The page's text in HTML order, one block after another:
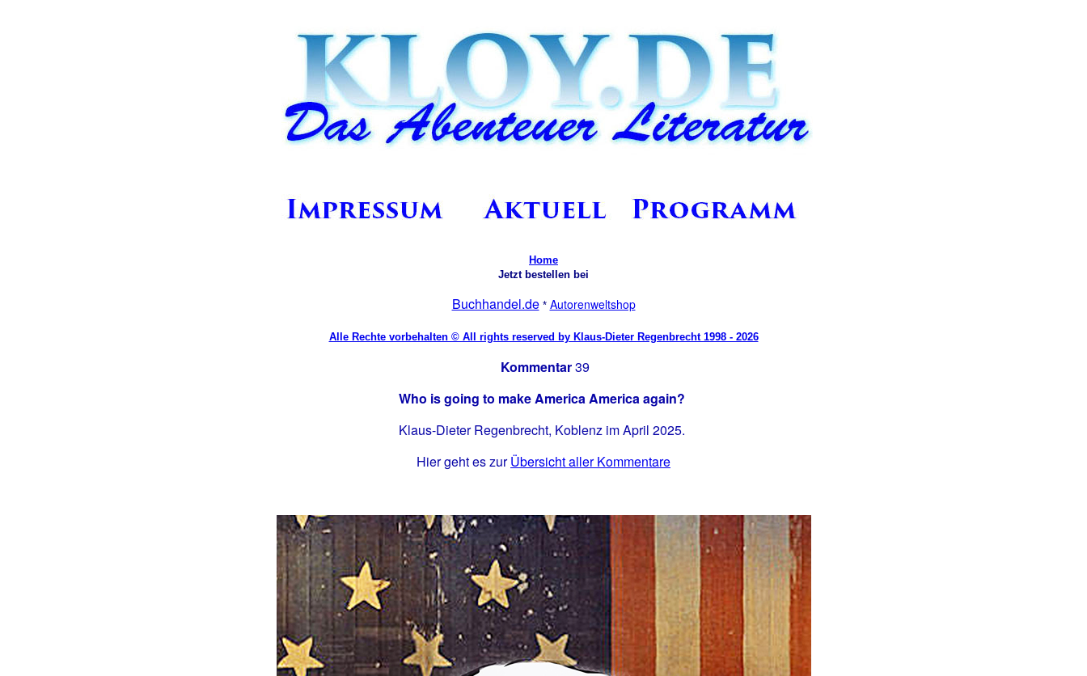
Home
Jetzt bestellen bei
Buchhandel.de* Autorenweltshop
Alle Rechte vorbehalten © All rights reserved by Klaus-Dieter Regenbrecht 1998 - 2026
Kommentar39
Who is going to make America America again?
Klaus-Dieter Regenbrecht, Koblenz im April 2025.
Hier geht es zurÜbersicht aller Kommentare